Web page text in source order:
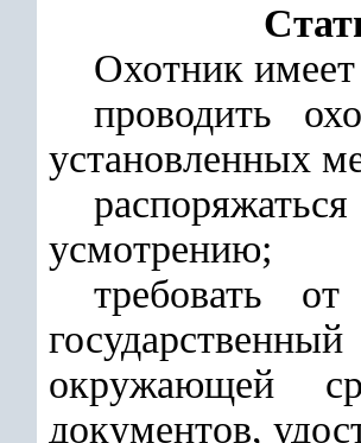
Охотник
проводить
установленных
усмотрению;
требовать
окружающей
документов,